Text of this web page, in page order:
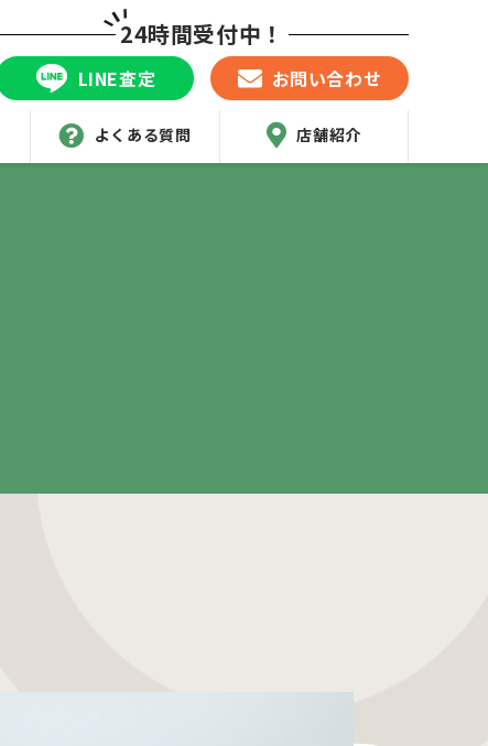
よくある質問 店舗紹介
24時間受付中！
LINE査定 お問い合わせ